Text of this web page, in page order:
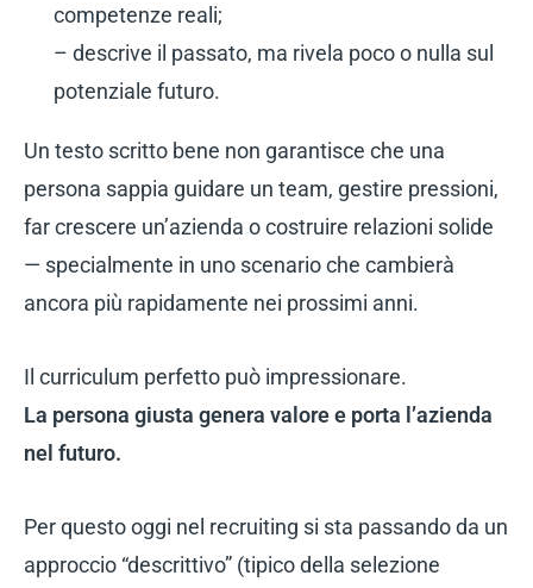
competenze reali;
– descrive il passato, ma rivela poco o nulla sul
potenziale futuro.
Un testo scritto bene non garantisce che una
persona sappia guidare un team, gestire pressioni,
far crescere un’azienda o costruire relazioni solide
— specialmente in uno scenario che cambierà
ancora più rapidamente nei prossimi anni.
Il curriculum perfetto può impressionare.
La persona giusta genera valore e porta l’azienda
nel futuro.
Per questo oggi nel recruiting si sta passando da un
approccio “descrittivo” (tipico della selezione